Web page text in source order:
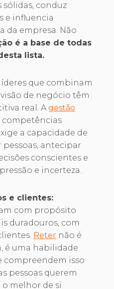
sólidas, conduz
e influencia
da empresa. Não
é a base de todas
lista.
líderes que combinam
de negócio têm
real. A gestão
competências
a capacidade de
antecipar
conscientes e
e incerteza.
e clientes:
com propósito
duradouros, com
Reter não é
é uma habilidade
compreendem isso
pessoas querem
melhor de si.